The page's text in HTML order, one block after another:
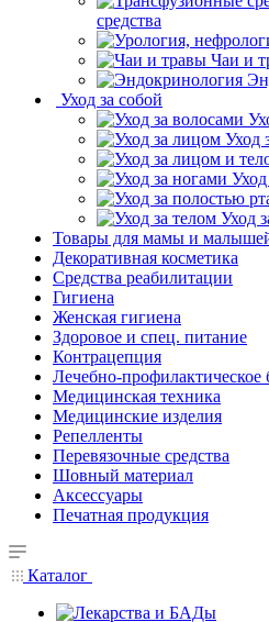
средства
Чаи и
Уход за собой
Уход
Уход
Товары для мамы и
Декоративная косметика
Средства реабилитации
Гигиена
Женская гигиена
Здоровое и спец. питание
Контрацепция
Лечебно-профилактическое
Медицинская техника
Медицинские изделия
Репелленты
Перевязочные средства
Шовный материал
Аксессуары
Печатная продукция
Каталог